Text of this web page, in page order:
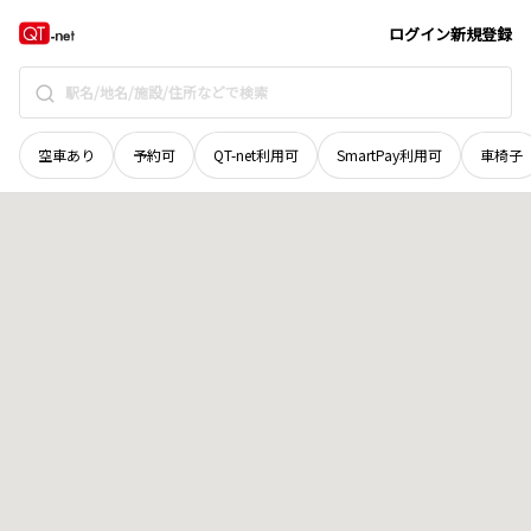
ログイン新規登録
空車あり 予約可 QT-net利用可 SmartPay利用可 車椅子
北海道